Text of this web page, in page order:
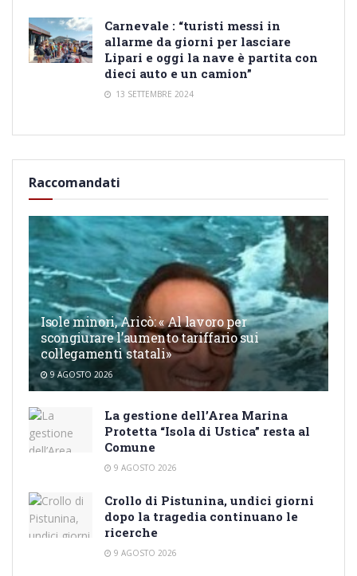
Carnevale : “turisti messi in
allarme da giorni per lasciare
Lipari e oggi la nave è partita con
dieci auto e un camion”
13 SETTEMBRE 2024
Raccomandati
Isole minori, Aricò: « Al lavoro per
scongiurare l’aumento tariffario sui
collegamenti statali»
9 AGOSTO 2026
La gestione dell’Area Marina
Protetta “Isola di Ustica” resta al
Comune
9 AGOSTO 2026
Crollo di Pistunina, undici giorni
dopo la tragedia continuano le
ricerche
9 AGOSTO 2026